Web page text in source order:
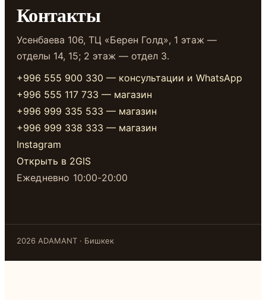
Контакты
Усенбаева 106, ТЦ «Берен Голд», 1 этаж —
отделы 14, 15; 2 этаж — отдел 3.
+996 555 900 330 — консультации и WhatsApp
+996 555 117 733 — магазин
+996 999 335 533 — магазин
+996 999 338 333 — магазин
Instagram
Открыть в 2GIS
Ежедневно 10:00-20:00
2026 ADAMANT · Бишкек